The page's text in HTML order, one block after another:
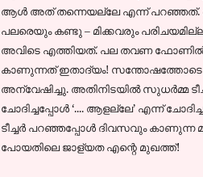
ആള്‍ അത് തന്നെയല്ലേ എന്ന് പറഞ്ഞത്.
പലരെയും കണ്ടു – മിക്കവരും
അവിടെ എത്തിയത്. പല തവണ ഫോണില്‍
കാണുന്നത് ഇതാദ്യം!
അന്വേഷിച്ചു. അതിനിടയില്‍ സുധര്‍മ്മ
ചോദിച്ചപ്പോള്‍ ‘.... ആളല്ലേ’ എന്ന്‍
ടീച്ചര്‍ പറഞ്ഞപ്പോള്‍ ദിവസവും കാണുന്ന
പോയതിലെ ജാള്യത എന്റെ മുഖത്ത്!